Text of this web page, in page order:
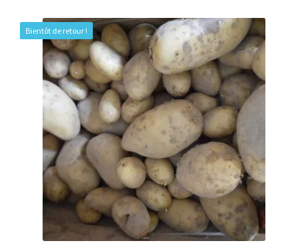
Bientôt de retour !